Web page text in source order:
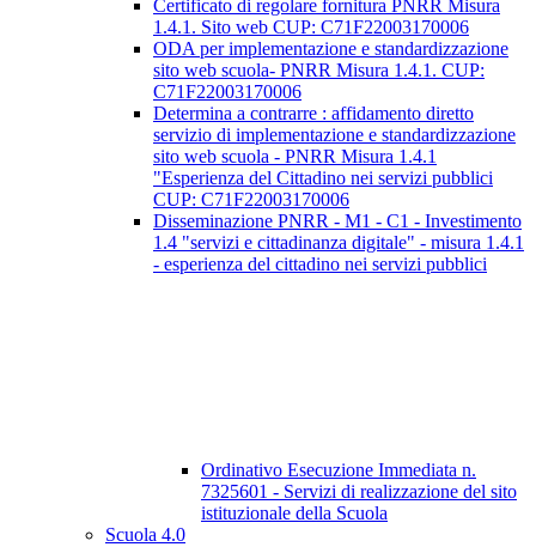
Certificato di regolare fornitura PNRR Misura
1.4.1. Sito web CUP: C71F22003170006
ODA per implementazione e standardizzazione
sito web scuola- PNRR Misura 1.4.1. CUP:
C71F22003170006
Determina a contrarre : affidamento diretto
servizio di implementazione e standardizzazione
sito web scuola - PNRR Misura 1.4.1
"Esperienza del Cittadino nei servizi pubblici
CUP: C71F22003170006
Disseminazione PNRR - M1 - C1 - Investimento
1.4 "servizi e cittadinanza digitale" - misura 1.4.1
- esperienza del cittadino nei servizi pubblici
Ordinativo Esecuzione Immediata n.
7325601 - Servizi di realizzazione del sito
istituzionale della Scuola
Scuola 4.0